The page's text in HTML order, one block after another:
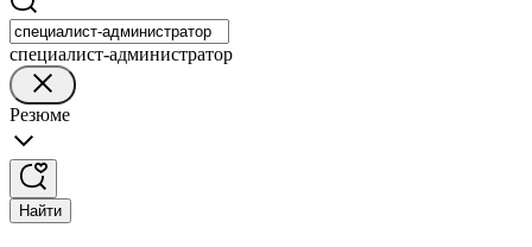
специалист-администратор
Резюме
Найти